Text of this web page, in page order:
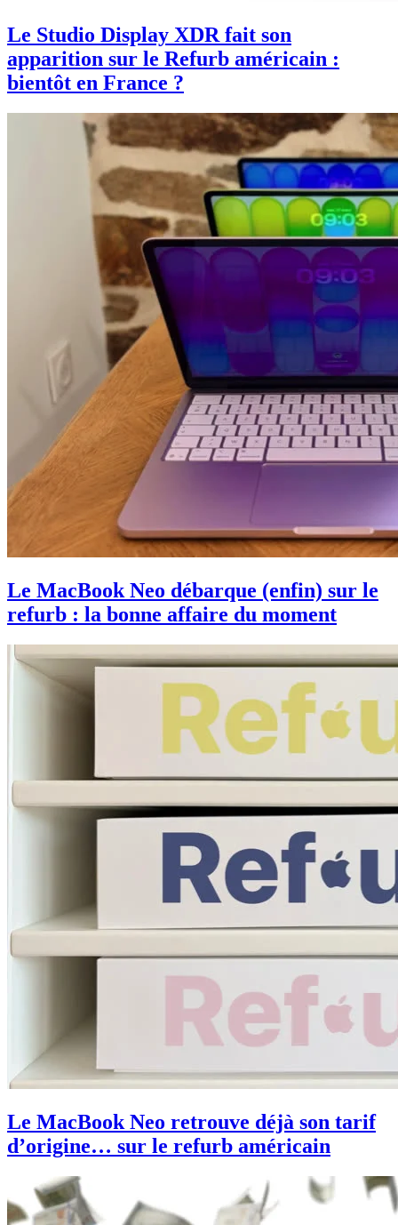
Le Studio Display XDR fait son
apparition sur le Refurb américain :
bientôt en France ?
Le MacBook Neo débarque (enfin) sur le
refurb : la bonne affaire du moment
Le MacBook Neo retrouve déjà son tarif
d’origine… sur le refurb américain